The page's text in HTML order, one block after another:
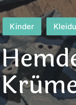
Posted
in
Kinder